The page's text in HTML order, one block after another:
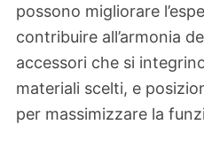
possono migliorare
contribuire all’armonia
accessori che si
materiali scelti, e
per massimizzare la